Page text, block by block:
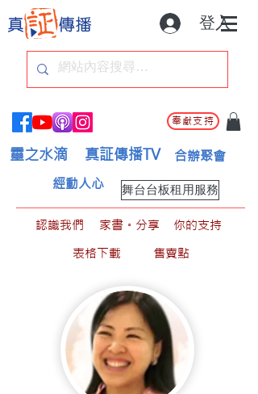
登入
奉獻支持
靈之水滴 真証傳播TV 合辦聚會
舞台台板租用服務
經動人心
認識我們 家書。分享
你的支持
表格下載
售賣點